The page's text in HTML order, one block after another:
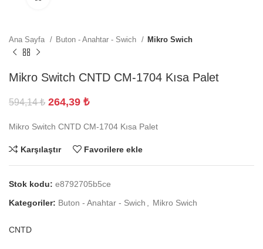
Ana Sayfa Buton - Anahtar - Swich Mikro Swich
Mikro Switch CNTD CM-1704 Kısa Palet
594,14₺ 264,39 ₺
Mikro Switch CNTD CM-1704 Kısa Palet
Karşılaştır Favorilere ekle
Stok kodu: e8792705b5ce
Kategoriler: Buton - Anahtar - Swich Mikro Swich
CNTD